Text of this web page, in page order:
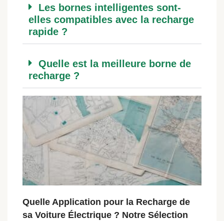
Les bornes intelligentes sont-
elles compatibles avec la recharge
rapide ?
Quelle est la meilleure borne de
recharge ?
Quelle Application pour la Recharge de
sa Voiture Électrique ? Notre Sélection